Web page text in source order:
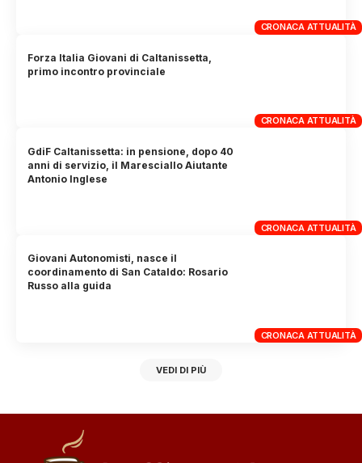
CRONACA ATTUALITÀ
CRONACA ATTUALITÀ
Forza Italia Giovani di Caltanissetta,
primo incontro provinciale
CRONACA ATTUALITÀ
GdiF Caltanissetta: in pensione, dopo 40
anni di servizio, il Maresciallo Aiutante
Antonio Inglese
CRONACA ATTUALITÀ
Giovani Autonomisti, nasce il
coordinamento di San Cataldo: Rosario
Russo alla guida
VEDI DI PIÙ